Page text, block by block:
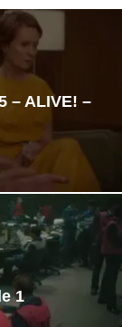
– ALIVE! –
1